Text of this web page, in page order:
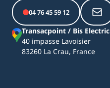
04 76 45 59 12
Transacpoint / Bis Electric
40 impasse Lavoisier
83260 La Crau, France